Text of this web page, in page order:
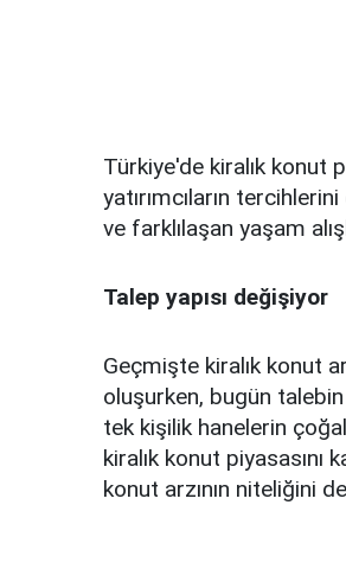
Türkiye'de kiralık konut
yatırımcıların
ve farklılaşan yaşam
Talep yapısı değişiyor
Geçmişte kiralık konut
oluşurken, bugün talebin
tek kişilik hanelerin
kiralık konut piyasasını
konut arzının niteliğini